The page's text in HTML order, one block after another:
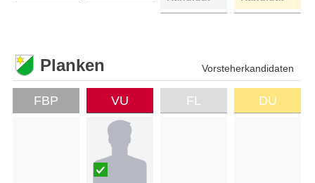
Planken Vorsteherkandidaten
FBP VU FL DU